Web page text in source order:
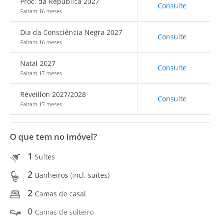
Faltam 16 meses
Consulte
Dia da Consciência Negra 2027
Faltam 16 meses
Consulte
Natal 2027
Faltam 17 meses
Consulte
Réveillon 2027/2028
Faltam 17 meses
Consulte
O que tem no imóvel?
1 Suítes
2 Banheiros (incl. suítes)
2 Camas de casal
0 Camas de solteiro